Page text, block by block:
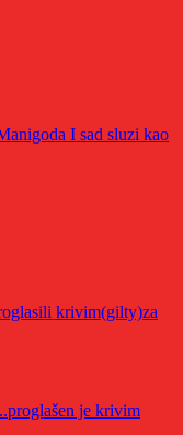
I sad sluzi kao
krivim(gilty)za
je krivim